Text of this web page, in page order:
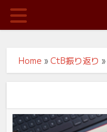
Home » CtB振り返り »